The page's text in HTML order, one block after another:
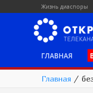
Жизнь диаспоры
ГЛАВНАЯ
Главная /